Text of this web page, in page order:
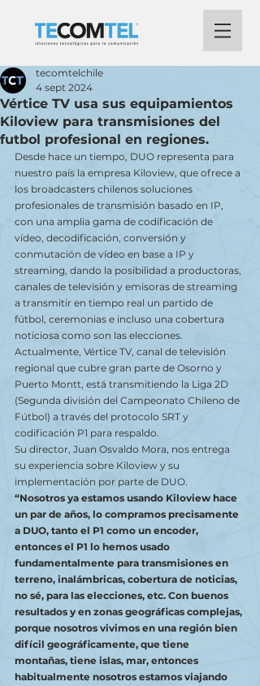
Vértice TV usa sus equipamientos
Kiloview para transmisiones del
futbol profesional en regiones.
tecomtelchile
4 sept 2024
Desde hace un tiempo, DUO representa para
nuestro país la empresa Kiloview, que ofrece a
los broadcasters chilenos soluciones
profesionales de transmisión basado en IP,
con una amplia gama de codificación de
vídeo, decodificación, conversión y
conmutación de vídeo en base a IP y
streaming, dando la posibilidad a productoras,
canales de televisión y emisoras de streaming
a transmitir en tiempo real un partido de
fútbol, ceremonias e incluso una cobertura
noticiosa como son las elecciones.
Actualmente, Vértice TV, canal de televisión
regional que cubre gran parte de Osorno y
Puerto Montt, está transmitiendo la Liga 2D
(Segunda división del Campeonato Chileno de
Fútbol) a través del protocolo SRT y
codificación P1 para respaldo.
Su director, Juan Osvaldo Mora, nos entrega
su experiencia sobre Kiloview y su
implementación por parte de DUO.
“Nosotros ya estamos usando Kiloview hace
un par de años, lo compramos precisamente
a DUO, tanto el P1 como un encoder,
entonces el P1 lo hemos usado
fundamentalmente para transmisiones en
terreno, inalámbricas, cobertura de noticias,
no sé, para las elecciones, etc. Con buenos
resultados y en zonas geográficas complejas,
porque nosotros vivimos en una región bien
difícil geográficamente, que tiene
montañas, tiene islas, mar, entonces
habitualmente nosotros estamos viajando